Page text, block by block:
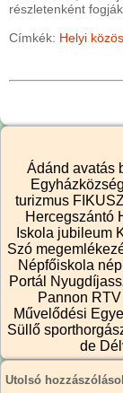
részletenként
Címkék: Helyi
Ádánd avatás
Egyházközség
turizmus FIKUSZ
Hercegszántó
Iskola jubileum
Szó
Népfőiskola
Portál
Pannon RTV
Művelődési
Süllő
de
Utolsó